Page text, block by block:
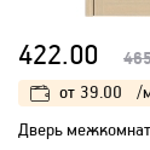
422.00
от 39.00
/
Дверь